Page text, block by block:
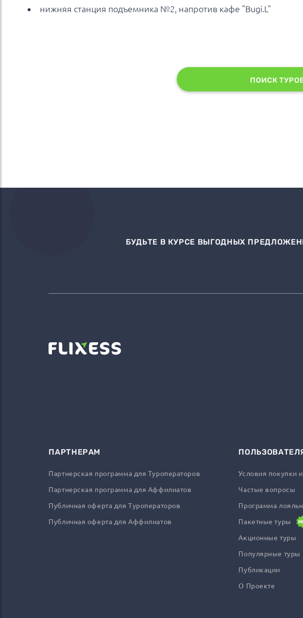
нижняя станция подъемника №2, напротив кафе "Bugi.L"
ПОИСК
БУДЬТЕ В КУРСЕ ВЫГОДНЫХ
ПАРТНЕРАМ
Партнерская программа для Туроператоров
Партнерская программа для Аффилиатов
Публичная оферта для Туроператоров
Публичная оферта для Аффилиатов
Условия покупки
Частые вопросы
Программа
Пакетные туры
Акционные туры
Популярные туры
Публикации
О Проекте